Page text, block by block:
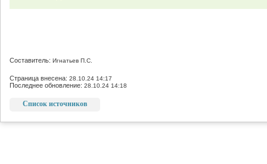
Составитель: Игнатьев П.С.
Страница внесена: 28.10.24 14:17
Последнее обновление: 28.10.24 14:18
Список источников